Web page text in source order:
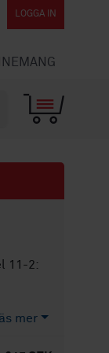
LOGGA IN
11-2:
mer